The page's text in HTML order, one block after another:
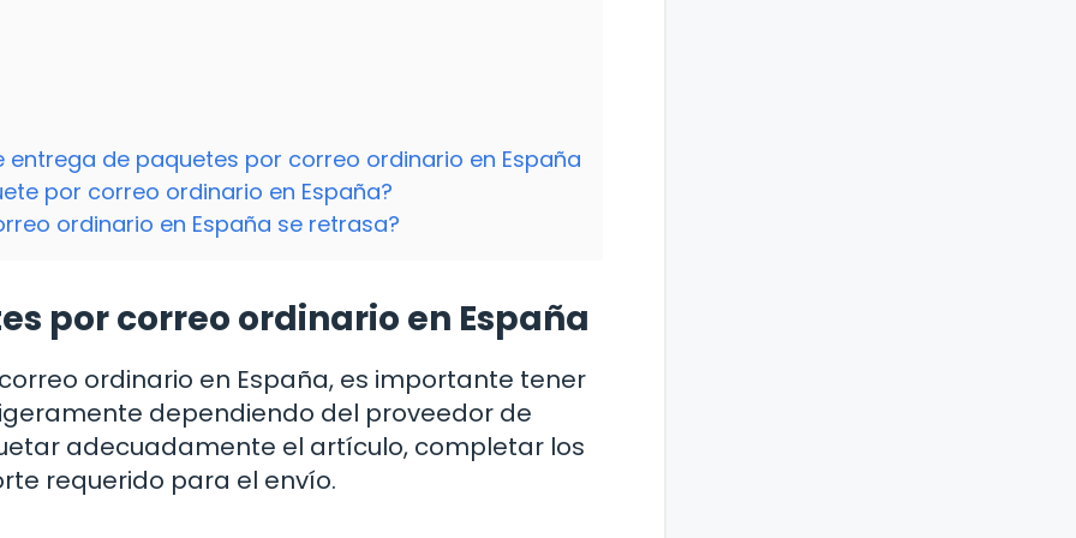
de paquetes por correo ordinario en España
por correo ordinario en España?
ordinario en España se retrasa?
por correo ordinario en España
ordinario en España, es importante tener
dependiendo del proveedor de
adecuadamente el artículo, completar los
requerido para el envío.